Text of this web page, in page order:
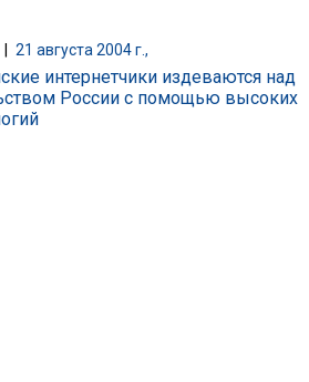
21 августа 2004 г.,
интернетчики издеваются над
России с помощью высоких